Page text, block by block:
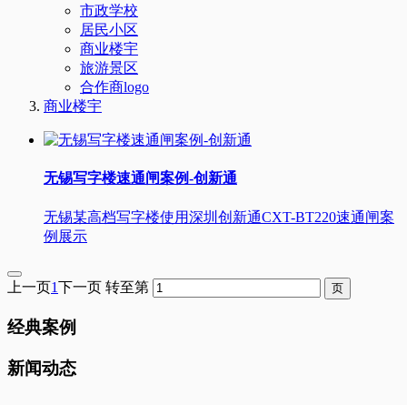
市政学校
居民小区
商业楼宇
旅游景区
合作商logo
商业楼宇
无锡写字楼速通闸案例-创新通
无锡某高档写字楼使用深圳创新通CXT-BT220速通闸案
例展示
上一页1下一页 转至第
经典案例
新闻动态